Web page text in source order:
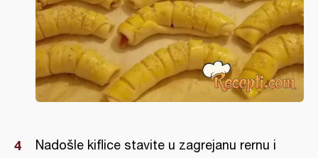
Nadošle kiflice stavite u zagrejanu rernu i